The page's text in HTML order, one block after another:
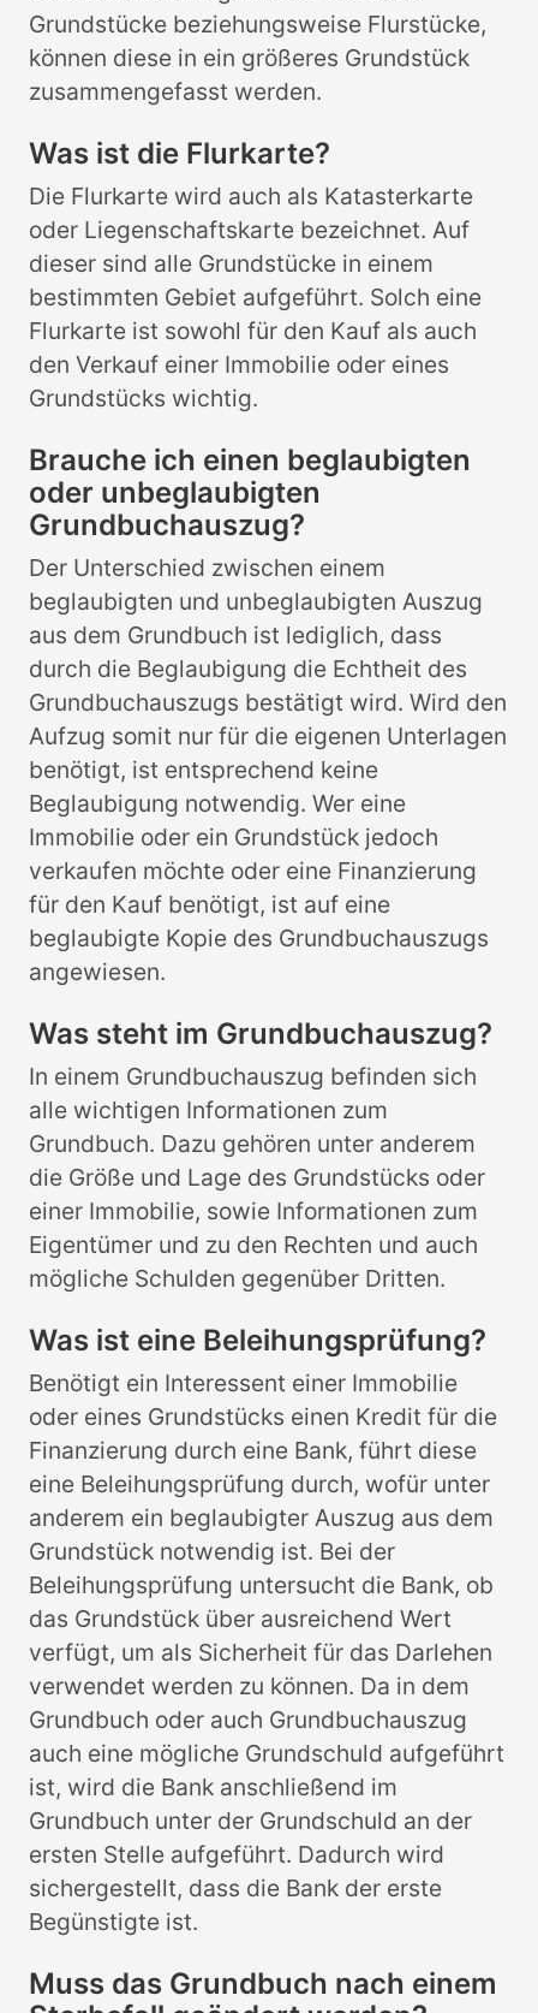
Grundstücke beziehungsweise Flurstücke,
können diese in ein größeres Grundstück
zusammengefasst werden.
Was ist die Flurkarte?
Die Flurkarte wird auch als Katasterkarte
oder Liegenschaftskarte bezeichnet. Auf
dieser sind alle Grundstücke in einem
bestimmten Gebiet aufgeführt. Solch eine
Flurkarte ist sowohl für den Kauf als auch
den Verkauf einer Immobilie oder eines
Grundstücks wichtig.
Brauche ich einen beglaubigten
oder unbeglaubigten
Grundbuchauszug?
Der Unterschied zwischen einem
beglaubigten und unbeglaubigten Auszug
aus dem Grundbuch ist lediglich, dass
durch die Beglaubigung die Echtheit des
Grundbuchauszugs bestätigt wird. Wird den
Aufzug somit nur für die eigenen Unterlagen
benötigt, ist entsprechend keine
Beglaubigung notwendig. Wer eine
Immobilie oder ein Grundstück jedoch
verkaufen möchte oder eine Finanzierung
für den Kauf benötigt, ist auf eine
beglaubigte Kopie des Grundbuchauszugs
angewiesen.
Was steht im Grundbuchauszug?
In einem Grundbuchauszug befinden sich
alle wichtigen Informationen zum
Grundbuch. Dazu gehören unter anderem
die Größe und Lage des Grundstücks oder
einer Immobilie, sowie Informationen zum
Eigentümer und zu den Rechten und auch
mögliche Schulden gegenüber Dritten.
Was ist eine Beleihungsprüfung?
Benötigt ein Interessent einer Immobilie
oder eines Grundstücks einen Kredit für die
Finanzierung durch eine Bank, führt diese
eine Beleihungsprüfung durch, wofür unter
anderem ein beglaubigter Auszug aus dem
Grundstück notwendig ist. Bei der
Beleihungsprüfung untersucht die Bank, ob
das Grundstück über ausreichend Wert
verfügt, um als Sicherheit für das Darlehen
verwendet werden zu können. Da in dem
Grundbuch oder auch Grundbuchauszug
auch eine mögliche Grundschuld aufgeführt
ist, wird die Bank anschließend im
Grundbuch unter der Grundschuld an der
ersten Stelle aufgeführt. Dadurch wird
sichergestellt, dass die Bank der erste
Begünstigte ist.
Muss das Grundbuch nach einem